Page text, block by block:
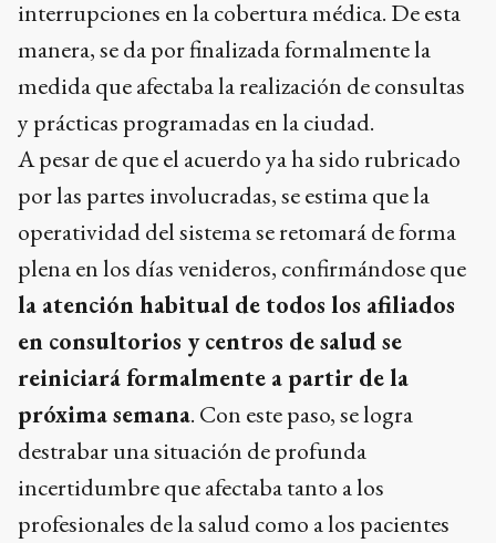
interrupciones en la cobertura médica. De esta
manera, se da por finalizada formalmente la
medida que afectaba la realización de consultas
y prácticas programadas en la ciudad.
A pesar de que el acuerdo ya ha sido rubricado
por las partes involucradas, se estima que la
operatividad del sistema se retomará de forma
plena en los días venideros, confirmándose que
la atención habitual de todos los afiliados
en consultorios y centros de salud se
reiniciará formalmente a partir de la
próxima semana. Con este paso, se logra
destrabar una situación de profunda
incertidumbre que afectaba tanto a los
profesionales de la salud como a los pacientes